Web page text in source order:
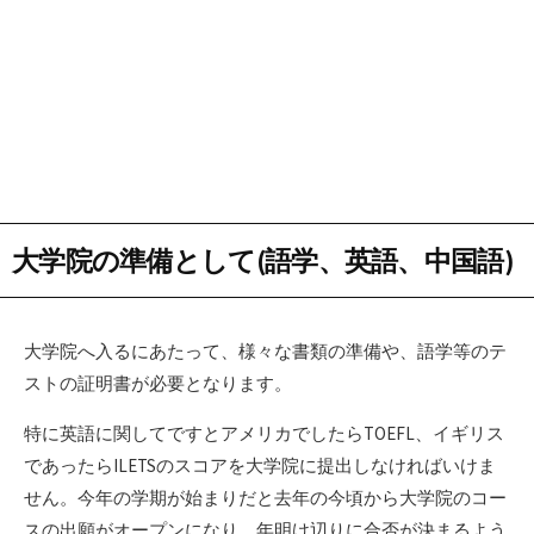
大学院の準備として(語学、英語、中国語)
大学院へ入るにあたって、様々な書類の準備や、語学等のテ
ストの証明書が必要となります。
特に英語に関してですとアメリカでしたらTOEFL、イギリス
であったらILETSのスコアを大学院に提出しなければいけま
せん。今年の学期が始まりだと去年の今頃から大学院のコー
スの出願がオープンになり、年明け辺りに合否が決まるよう